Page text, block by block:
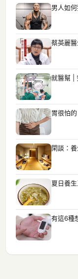
男人如
蔡英麗
就醫幫 |
胃很怕
閑談：
夏日養
有這6種